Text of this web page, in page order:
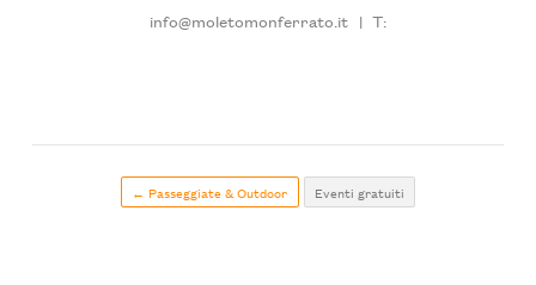
info@moletomonferrato.it | T:
← Passeggiate & Outdoor Eventi gratuiti